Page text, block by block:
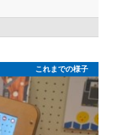
これまでの様子